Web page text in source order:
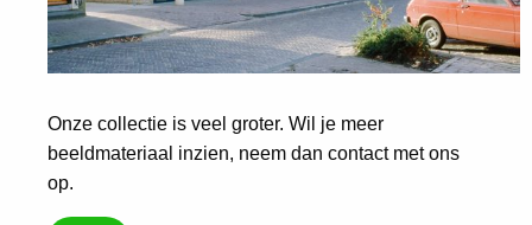
Onze collectie is veel groter. Wil je meer
beeldmateriaal inzien, neem dan contact met ons
op.